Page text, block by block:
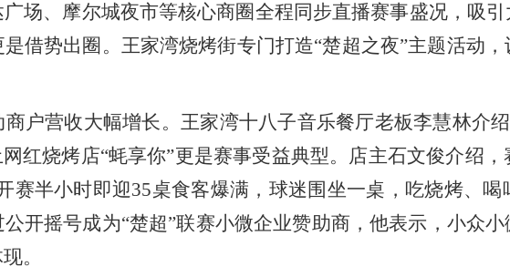
、摩尔城夜市等核心商圈全程同步直播赛事盛况，吸引
借势出圈。王家湾烧烤街专门打造“楚超之夜”主题活动
营收大幅增长。王家湾十八子音乐餐厅老板李慧林介
红烧烤店“蚝享你”更是赛事受益典型。店主石文俊介绍
赛半小时即迎35桌食客爆满，球迷围坐一桌，吃烧烤、
开摇号成为“楚超”联赛小微企业赞助商，他表示，小众
。